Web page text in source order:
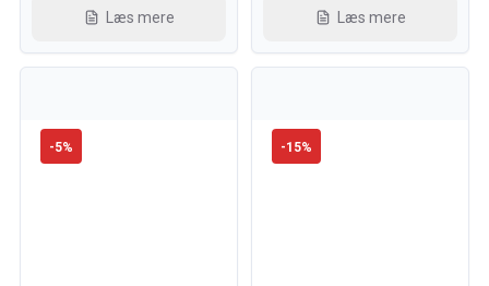
Volvo 850 Bremsesystem
Volvo 850 Karrosseridele
Volvo 850 gearkasse
Læs mere Læs mere
-5% -15%